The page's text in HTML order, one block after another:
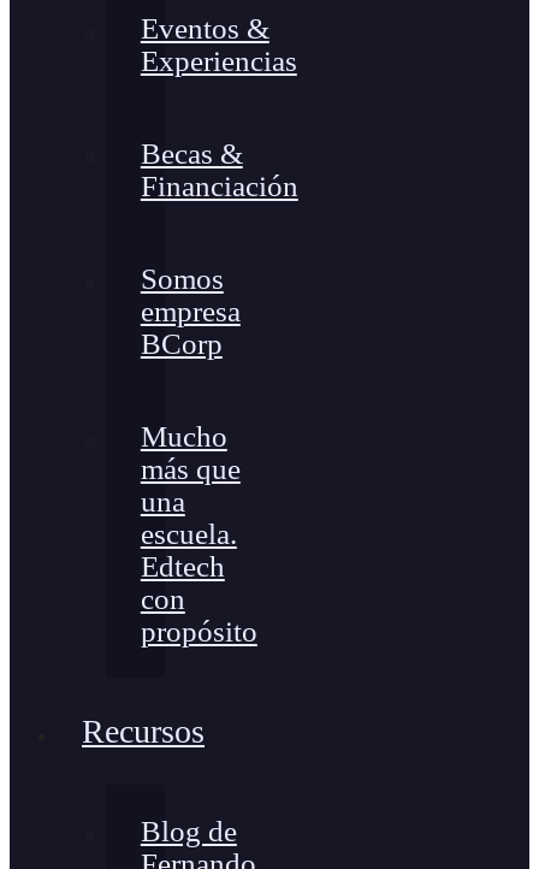
Eventos &
Experiencias
Becas &
Financiación
Somos
empresa
BCorp
Mucho
más que
una
escuela.
Edtech
con
propósito
Recursos
Blog de